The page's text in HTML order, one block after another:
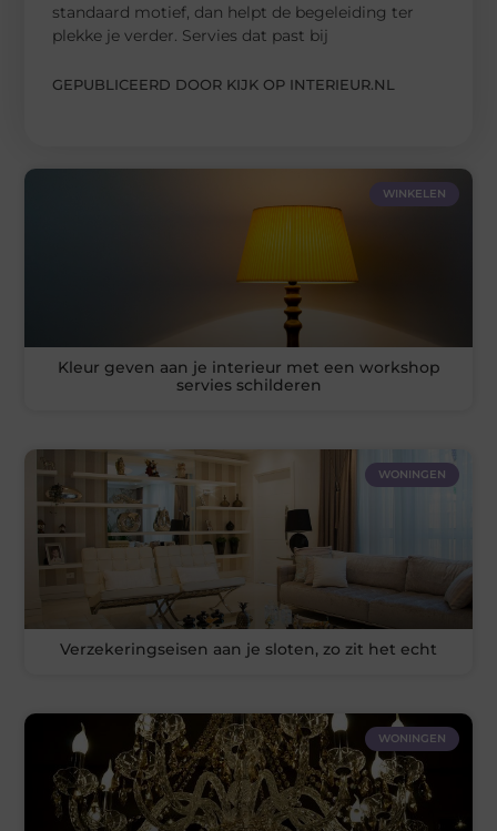
standaard motief, dan helpt de begeleiding ter
plekke je verder. Servies dat past bij
GEPUBLICEERD DOOR KIJK OP INTERIEUR.NL
WINKELEN
Kleur geven aan je interieur met een workshop
servies schilderen
WONINGEN
Verzekeringseisen aan je sloten, zo zit het echt
WONINGEN